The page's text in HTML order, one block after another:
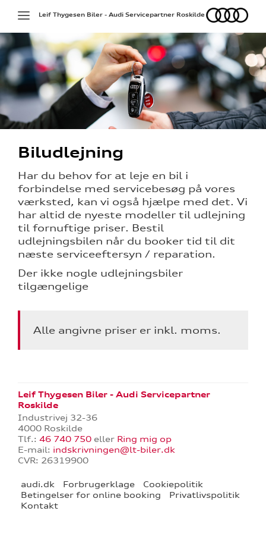
værkstedet
services
Toggle
navigation
Audi
Leif Thygesen Biler - Audi Servicepartner Roskilde
Biludlejning
Har du behov for at leje en bil i
forbindelse med servicebesøg på vores
værksted, kan vi også hjælpe med det. Vi
har altid de nyeste modeller til udlejning
til fornuftige priser. Bestil
udlejningsbilen når du booker tid til dit
næste serviceeftersyn / reparation.
Der ikke nogle udlejningsbiler
tilgængelige
Alle angivne priser er inkl. moms.
Leif Thygesen Biler - Audi Servicepartner
Roskilde
Industrivej 32-36
4000 Roskilde
Tlf.: 46 740 750 eller Ring mig op
E-mail: indskrivningen@lt-biler.dk
CVR: 26319900
audi.dk Forbrugerklage
Cookiepolitik
Betingelser for online booking
Privatlivspolitik
Kontakt